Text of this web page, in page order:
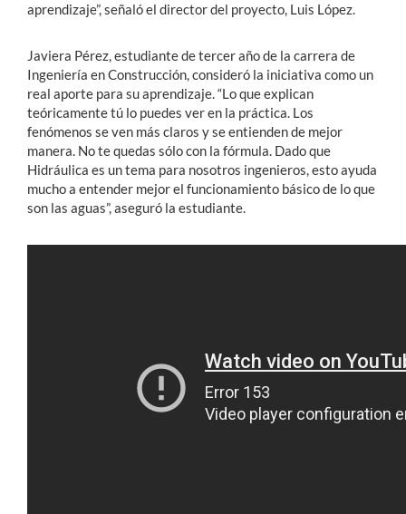
aprendizaje”, señaló el director del proyecto, Luis López.
Javiera Pérez, estudiante de tercer año de la carrera de
Ingeniería en Construcción, consideró la iniciativa como un
real aporte para su aprendizaje. “Lo que explican
teóricamente tú lo puedes ver en la práctica. Los
fenómenos se ven más claros y se entienden de mejor
manera. No te quedas sólo con la fórmula. Dado que
Hidráulica es un tema para nosotros ingenieros, esto ayuda
mucho a entender mejor el funcionamiento básico de lo que
son las aguas”, aseguró la estudiante.